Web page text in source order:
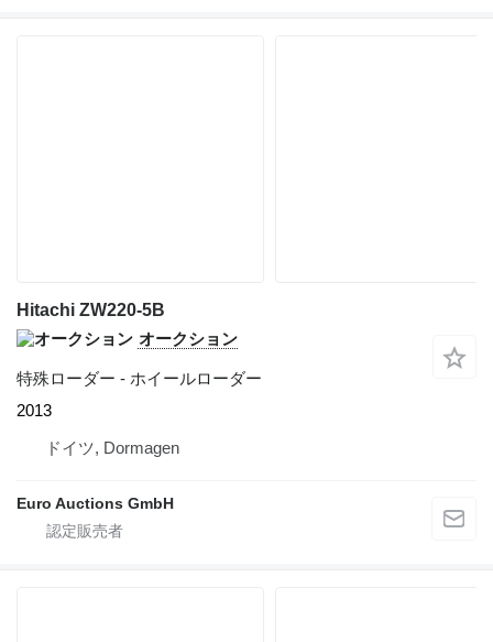
Hitachi ZW220-5B
オークション
特殊ローダー - ホイールローダー
2013
ドイツ, Dormagen
Euro Auctions GmbH